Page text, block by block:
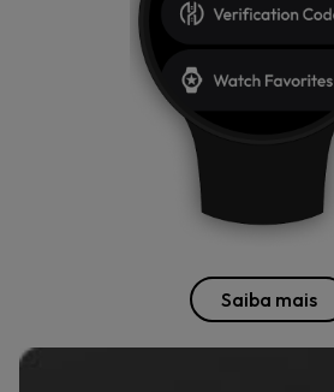
Saiba mais